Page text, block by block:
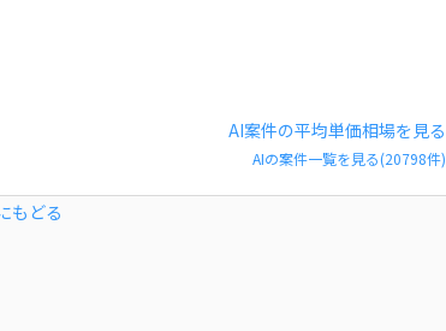
AI案件の平均単価相場を見る
AIの案件一覧を見る(20798件)
もどる